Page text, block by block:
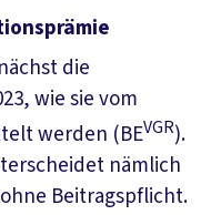
die
wie sie vom
werden (BEVGR).
nämlich
Beitragspflicht.